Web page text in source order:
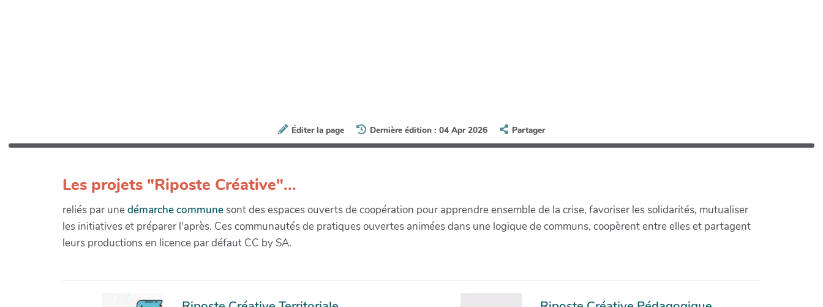
Éditer la page Dernière édition : 04 Apr 2026 Partager